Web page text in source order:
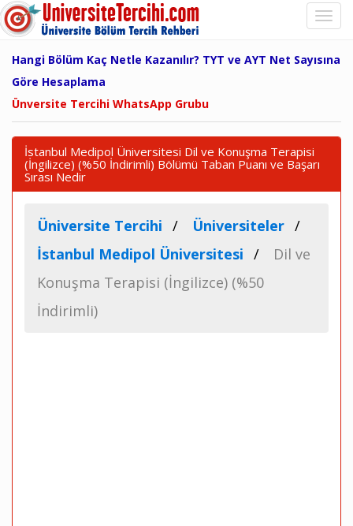
Hangi Bölüm Kaç Netle Kazanılır? TYT ve AYT Net Sayısına
Göre Hesaplama
Ünversite Tercihi WhatsApp Grubu
İstanbul Medipol Üniversitesi Dil ve Konuşma Terapisi
(İngilizce) (%50 İndirimli) Bölümü Taban Puanı ve Başarı
Sırası Nedir
Üniversite Tercihi
Üniversiteler
İstanbul Medipol Üniversitesi
Dil ve
Konuşma Terapisi (İngilizce) (%50
İndirimli)